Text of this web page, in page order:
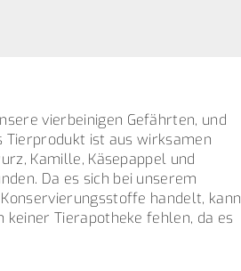
vierbeinigen Gefährten, und
ist aus wirksamen
Kamille, Käsepappel und
Da es sich bei unserem
handelt, kann
Tierapotheke fehlen, da es